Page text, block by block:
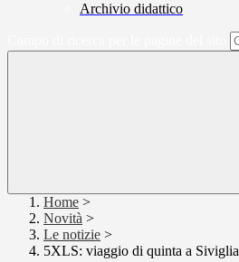
Archivio didattico
Home >
Novità >
Le notizie >
5XLS: viaggio di quinta a Siviglia